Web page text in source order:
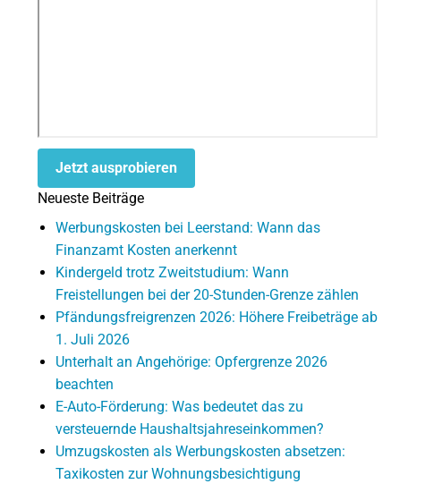
Jetzt ausprobieren
Neueste Beiträge
Werbungskosten bei Leerstand: Wann das
Finanzamt Kosten anerkennt
Kindergeld trotz Zweitstudium: Wann
Freistellungen bei der 20-Stunden-Grenze zählen
Pfändungsfreigrenzen 2026: Höhere Freibeträge ab
1. Juli 2026
Unterhalt an Angehörige: Opfergrenze 2026
beachten
E-Auto-Förderung: Was bedeutet das zu
versteuernde Haushaltsjahreseinkommen?
Umzugskosten als Werbungskosten absetzen:
Taxikosten zur Wohnungsbesichtigung